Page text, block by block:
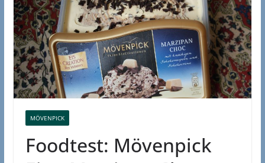
MÖVENPICK
Foodtest: Mövenpick